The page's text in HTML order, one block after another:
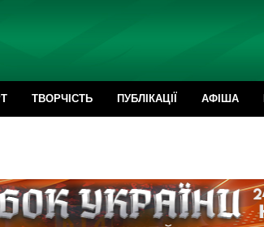
ТВОРЧІСТЬ ПУБЛІКАЦІЇ АФІША